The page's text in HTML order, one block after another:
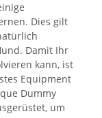
Dies gilt
Damit Ihr
kann, ist
Equipment
Dummy
um